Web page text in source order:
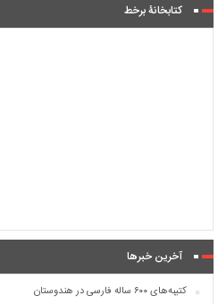
کتابخانۀ برخط
آخرین خبرها
کتیبه‌های ۶۰۰ ساله فارسی در هندوستان